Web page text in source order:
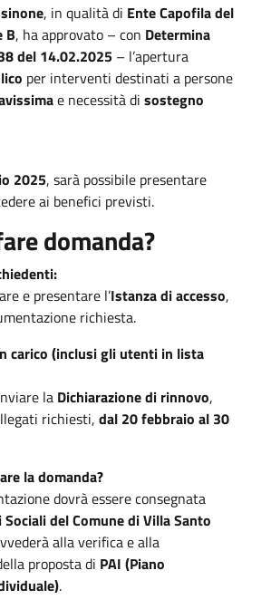
, in qualità di Ente Capofila del
B, ha approvato – con Determina
del 14.02.2025 – l’apertura
per interventi destinati a persone
e necessità di sostegno
2025, sarà possibile presentare
ai benefici previsti.
domanda?
e presentare l’Istanza di accesso,
richiesta.
carico (inclusi gli utenti in lista
la Dichiarazione di rinnovo,
richiesti, dal 20 febbraio al 30
la domanda?
dovrà essere consegnata
del Comune di Villa Santo
alla verifica e alla
proposta di PAI (Piano
.